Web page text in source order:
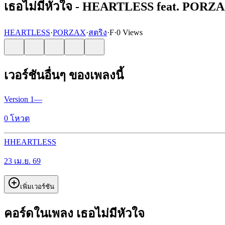
เธอไม่มีหัวใจ - HEARTLESS feat.
HEARTLESS·PORZAX·สตริง·F·0 Views
เวอร์ชันอื่นๆ ของเพลงนี้
Version 1—
0 โหวต
HHEARTLESS
23 เม.ย. 69
เพิ่มเวอร์ชัน
คอร์ดในเพลง เธอไม่มีหัวใจ